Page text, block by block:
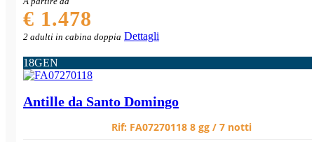
€ 1.478
2 adulti in cabina doppia Dettagli
18GEN
Antille da Santo Domingo
Rif: FA07270118 8 gg / 7 notti